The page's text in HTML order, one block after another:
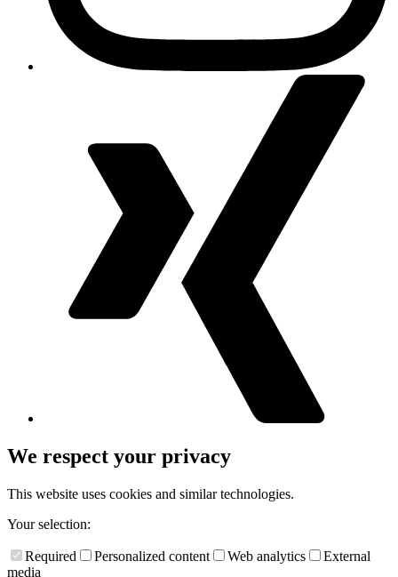
We respect your privacy
This website uses cookies and similar technologies.
Your selection:
Required Personalized content Web analytics
External
media